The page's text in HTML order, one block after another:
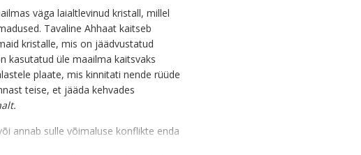
väga laialtlevinud kristall, millel
Tavaline Ahhaat kaitseb
kristalle, mis on jäädvustatud
kasutatud üle maailma kaitsvaks
plaate, mis kinnitati nende rüüde
teise, et jääda kehvades
annab sulle võimaluse konflikte enda